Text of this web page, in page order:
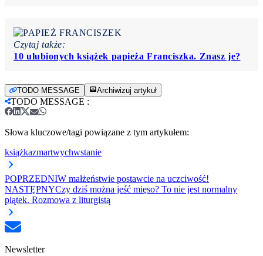
Czytaj także:
10 ulubionych książek papieża Franciszka. Znasz je?
TODO MESSAGE Archiwizuj artykuł
TODO MESSAGE :
Słowa kluczowe/tagi powiązane z tym artykułem:
książkazmartwychwstanie
POPRZEDNIW małżeństwie postawcie na uczciwość!
NASTĘPNYCzy dziś można jeść mięso? To nie jest normalny
piątek. Rozmowa z liturgistą
Newsletter